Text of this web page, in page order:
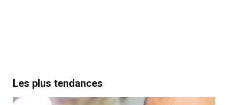
Les plus tendances